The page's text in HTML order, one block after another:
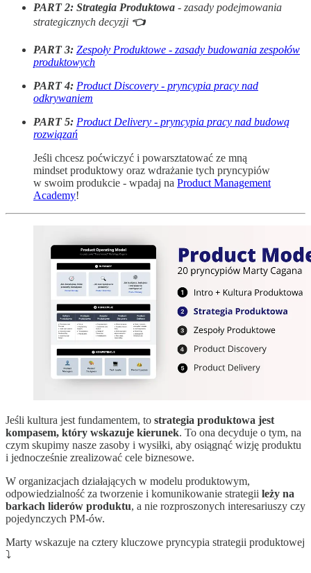
PART 2: Strategia Produktowa - zasady podejmowania
strategicznych decyzji 👈
PART 3: Zespoły Produktowe - zasady budowania zespołów
produktowych
PART 4: Product Discovery - pryncypia pracy nad
odkrywaniem
PART 5: Product Delivery - pryncypia pracy nad budową
rozwiązań
Jeśli chcesz poćwiczyć i powarsztatować ze mną
mindset produktowy oraz wdrażanie tych pryncypiów
w swoim produkcie - wpadaj na Product Management
Academy!
Jeśli kultura jest fundamentem, to strategia produktowa jest
kompasem, który wskazuje kierunek. To ona decyduje o tym, na
czym skupimy nasze zasoby i wysiłki, aby osiągnąć wizję produktu
i jednocześnie zrealizować cele biznesowe.
W organizacjach działających w modelu produktowym,
odpowiedzialność za tworzenie i komunikowanie strategii leży na
barkach liderów produktu, a nie rozproszonych interesariuszy czy
pojedynczych PM-ów.
Marty wskazuje na cztery kluczowe pryncypia strategii produktowej
⤵️